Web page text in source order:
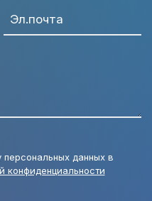
Эл.почта
данных в
конфиденциальности